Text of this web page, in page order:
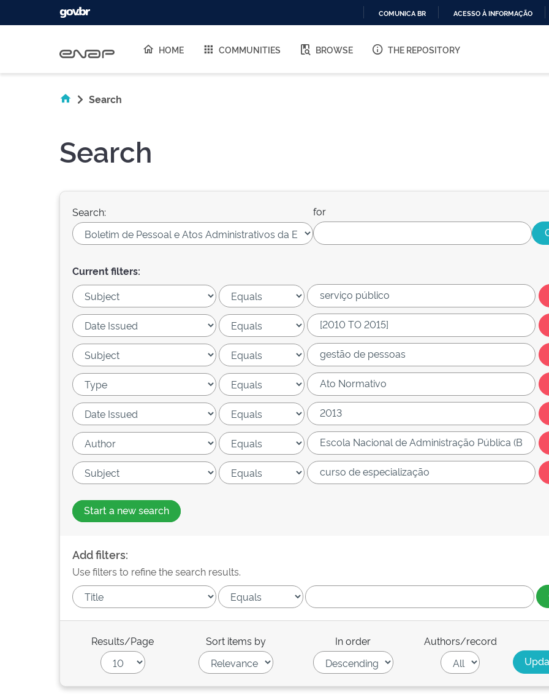
O
COMUNICA BR ACESSO À INFORMAÇÃO
HOME COMMUNITIES BROWSE THE REPOSITORY
Search
Search
Search: for
Current filters:
Start a new search
Add filters:
Use filters to refine the search results.
Results/Page Sort items by In order Authors/record